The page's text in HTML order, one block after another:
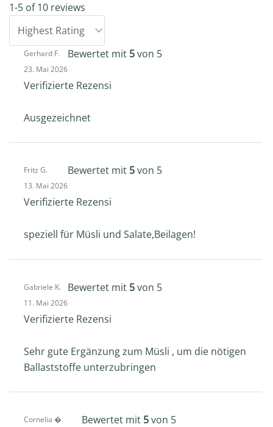
1-5 of 10 reviews
Gerhard F.
23. Mai 2026
Bewertet mit 5von 5
Verifizierte Rezension -
Ausgezeichnet
Fritz G.
13. Mai 2026
Bewertet mit 5von 5
Verifizierte Rezension -
speziell für Müsli und Salate,Beilagen!
Gabriele K.
11. Mai 2026
Bewertet mit 5von 5
Verifizierte Rezension -
Sehr gute Ergänzung zum Müsli , um die nötigen
Ballaststoffe unterzubringen
Cornelia �.
Bewertet mit 5von 5